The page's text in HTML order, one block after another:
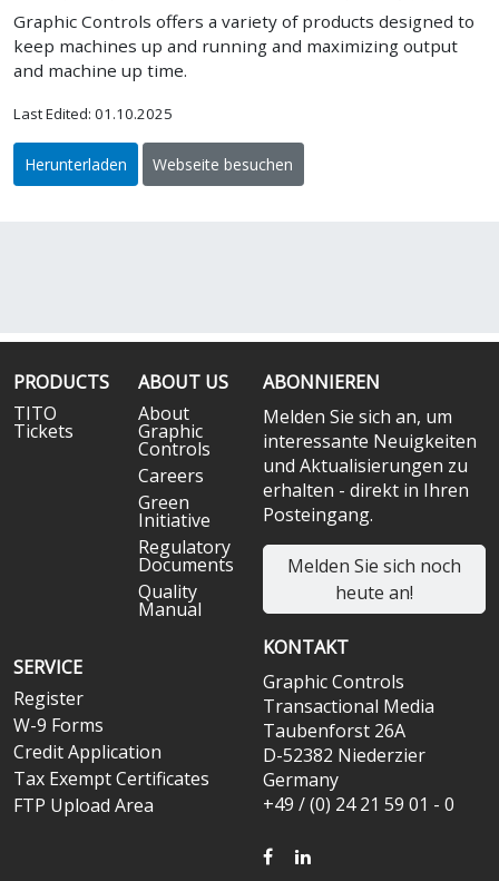
Graphic Controls offers a variety of products designed to
keep machines up and running and maximizing output
and machine up time.
Last Edited: 01.10.2025
Herunterladen Webseite besuchen
PRODUCTS
TITO
Tickets
ABOUT US
About
Graphic
Controls
Careers
Green
Initiative
Regulatory
Documents
Quality
Manual
SERVICE
Register
W-9 Forms
Credit Application
Tax Exempt Certificates
FTP Upload Area
ABONNIEREN
Melden Sie sich an, um
interessante Neuigkeiten
und Aktualisierungen zu
erhalten - direkt in Ihren
Posteingang.
Melden Sie sich noch
heute an!
KONTAKT
Graphic Controls
Transactional Media
Taubenforst 26A
D-52382 Niederzier
Germany
+49 / (0) 24 21 59 01 - 0
FACEBOOK
LINKEDIN